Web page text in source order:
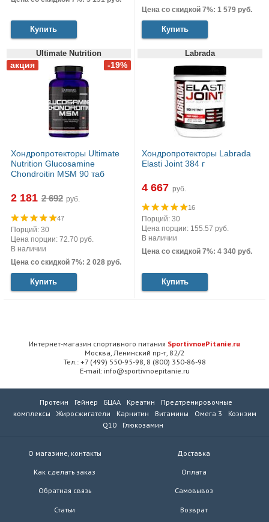
Купить
Цена со скидкой 7%: 1 579 руб.
Купить
Ultimate Nutrition
Хондропротекторы Ultimate
Nutrition Glucosamine
Chondroitin MSM 90 таб
2 181 руб.
47
Порций: 30
Цена порции: 72.70 руб.
В наличии
Цена со скидкой 7%: 2 028 руб.
Купить
Labrada
Хондропротекторы Labrada
Elasti Joint 384 г
4 667 руб.
16
Порций: 30
Цена порции: 155.57 руб.
В наличии
Цена со скидкой 7%: 4 340 руб.
Купить
Интернет-магазин спортивного питания SportivnoePitanie.ru
Москва, Ленинский пр-т, 82/2
Тел.: +7 (499) 550-95-98, 8 (800) 350-86-98
E-mail: info@sportivnoepitanie.ru
Протеин Гейнер БЦАА Креатин
Предтренировочные
комплексы
Жиросжигатели Карнитин Витамины Омега 3
Коэнзим
Q10
Глюкозамин
О магазине, контакты
Как сделать заказ
Обратная связь
Статьи
Доставка
Оплата
Самовывоз
Возврат